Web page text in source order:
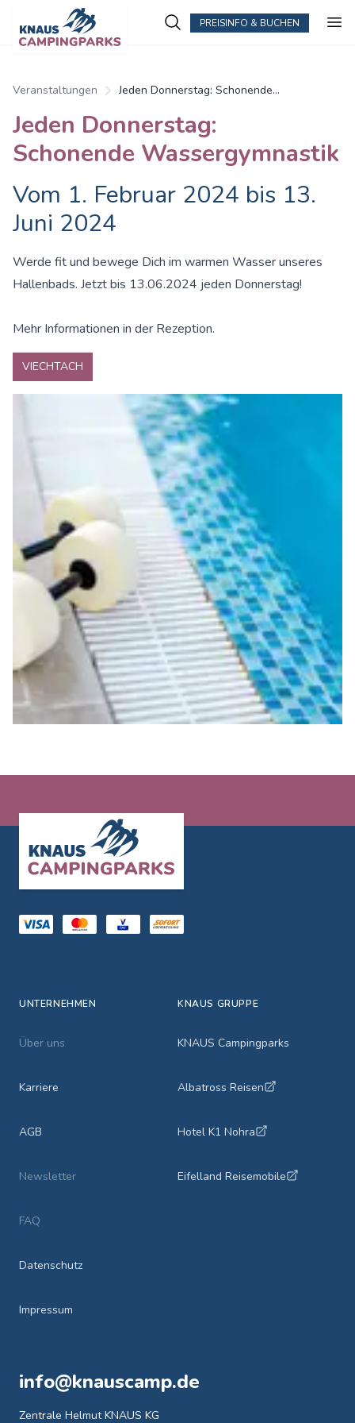
PREISINFO & BUCHEN
Veranstaltungen
Jeden Donnerstag: Schonende
Jeden Donnerstag:
Schonende Wassergymnastik
Vom 1. Februar 2024 bis 13.
Juni 2024
Werde fit und bewege Dich im warmen Wasser unseres
Hallenbads. Jetzt bis 13.06.2024 jeden Donnerstag!
Mehr Informationen in der Rezeption.
VIECHTACH
UNTERNEHMEN
Über uns
Karriere
AGB
Newsletter
FAQ
Datenschutz
Impressum
KNAUS GRUPPE
KNAUS Campingparks
Albatross Reisen
Hotel K1 Nohra
Eifelland Reisemobile
info@knauscamp.de
Zentrale Helmut KNAUS KG